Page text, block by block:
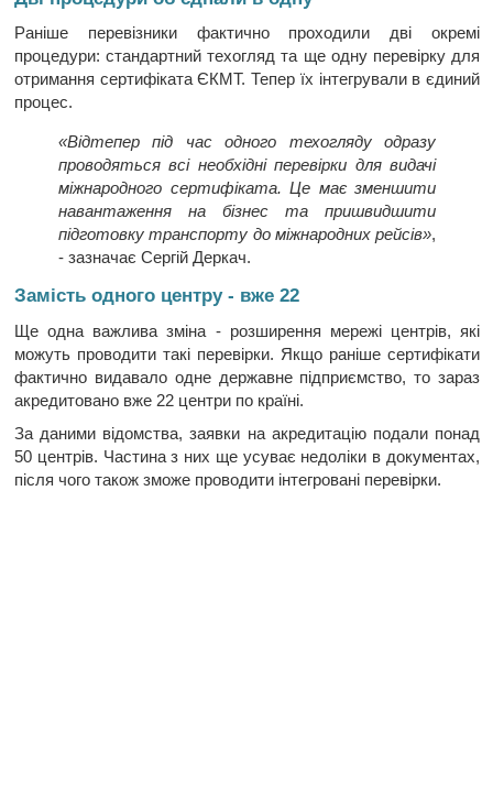
Раніше перевізники фактично проходили дві окремі
процедури: стандартний техогляд та ще одну перевірку для
отримання сертифіката ЄКМТ. Тепер їх інтегрували в єдиний
процес.
«Відтепер під час одного техогляду одразу
проводяться всі необхідні перевірки для видачі
міжнародного сертифіката. Це має зменшити
навантаження на бізнес та пришвидшити
підготовку транспорту до міжнародних рейсів»,
- зазначає Сергій Деркач.
Замість одного центру - вже 22
Ще одна важлива зміна - розширення мережі центрів, які
можуть проводити такі перевірки. Якщо раніше сертифікати
фактично видавало одне державне підприємство, то зараз
акредитовано вже 22 центри по країні.
За даними відомства, заявки на акредитацію подали понад
50 центрів. Частина з них ще усуває недоліки в документах,
після чого також зможе проводити інтегровані перевірки.